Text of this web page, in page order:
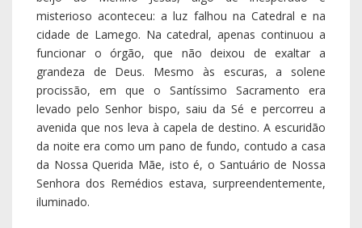
misterioso aconteceu: a luz falhou na Catedral e na
cidade de Lamego. Na catedral, apenas continuou a
funcionar o órgão, que não deixou de exaltar a
grandeza de Deus. Mesmo às escuras, a solene
procissão, em que o Santíssimo Sacramento era
levado pelo Senhor bispo, saiu da Sé e percorreu a
avenida que nos leva à capela de destino. A escuridão
da noite era como um pano de fundo, contudo a casa
da Nossa Querida Mãe, isto é, o Santuário de Nossa
Senhora dos Remédios estava, surpreendentemente,
iluminado.